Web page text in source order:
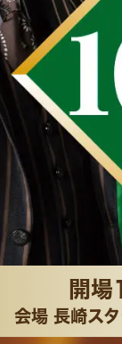
開
会場 長崎ス
②ザ
ジ
入
読
た
を
方
確
②メ
「
「
れ